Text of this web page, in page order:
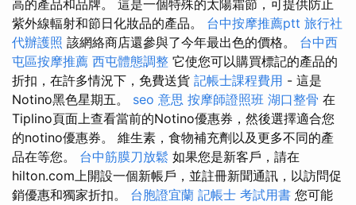
高的產品和品牌。 這是一個特殊的太陽霜節，可提供防止
紫外線輻射和節日化妝品的產品。 台中按摩推薦ptt 旅行社
代辦護照 該網絡商店還參與了今年最出色的價格。 台中西
屯區按摩推薦 西屯體態調整 它使您可以購買標記的產品的
折扣，在許多情況下，免費送貨 記帳士課程費用 - 這是
Notino黑色星期五。 seo 意思 按摩師證照班 湖口整骨 在
Tiplino頁面上查看當前的Notino優惠券，然後選擇適合您
的notino優惠券。 維生素，食物補充劑以及更多不同的產
品在等您。 台中筋膜刀放鬆 如果您是新客戶，請在
hilton.com上開設一個新帳戶，並註冊新聞通訊，以訪問促
銷優惠和獨家折扣。 台胞證宜蘭 記帳士 考試用書 您可能